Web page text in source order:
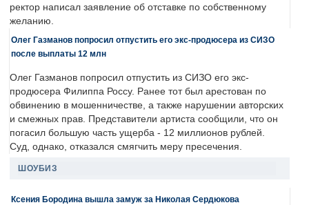
ректор написал заявление об отставке по собственному
желанию.
Олег Газманов попросил отпустить его экс-продюсера из СИЗО
после выплаты 12 млн
Олег Газманов попросил отпустить из СИЗО его экс-
продюсера Филиппа Россу. Ранее тот был арестован по
обвинению в мошенничестве, а также нарушении авторских
и смежных прав. Представители артиста сообщили, что он
погасил большую часть ущерба - 12 миллионов рублей.
Суд, однако, отказался смягчить меру пресечения.
ШОУБИЗ
Ксения Бородина вышла замуж за Николая Сердюкова